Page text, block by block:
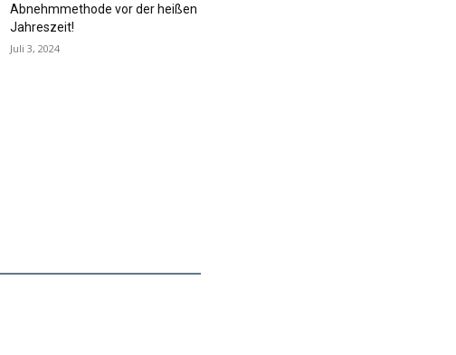
Abnehmmethode vor der heißen
Jahreszeit!
Juli 3, 2024